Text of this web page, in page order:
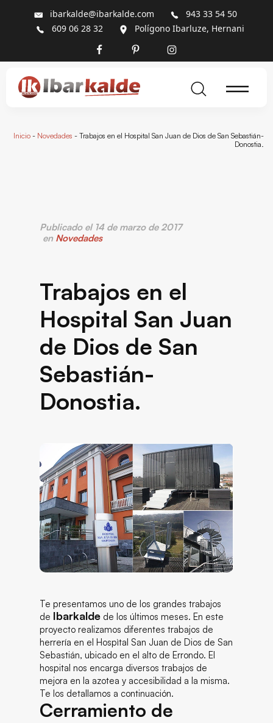
ibarkalde@ibarkalde.com
943 33 54 50
609 06 28 32
Polígono Ibarluze, Hernani
Inicio - Novedades - Trabajos en el Hospital San Juan de Dios de San Sebastián-
Donostia.
Publicado el 14 de marzo de 2017
en Novedades
Trabajos en el
Hospital San Juan
de Dios de San
Sebastián-
Donostia.
Te presentamos uno de los grandes trabajos
de Ibarkalde de los últimos meses. En este
proyecto realizamos diferentes trabajos de
herrería en el Hospìtal San Juan de Dios de San
Sebastián, ubicado en el alto de Errondo. El
hospital nos encarga diversos trabajos de
mejora en la azotea y accesibilidad a la misma.
Te los detallamos a continuación.
Cerramiento de